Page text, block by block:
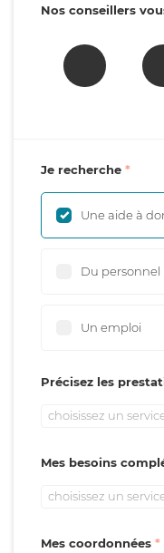
Nos conseillers
Je recherche
Une aide à
Du
Un emploi
Précisez les
choisissez un
Mes besoins
choisissez un
Mes coordonnées